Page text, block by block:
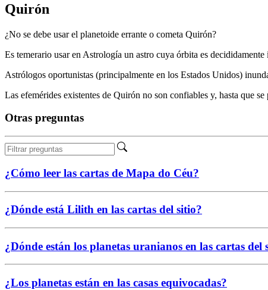
Quirón
¿No se debe usar el planetoide errante o cometa Quirón?
Es temerario usar en Astrología un astro cuya órbita es
Astrólogos oportunistas (principalmente en los Estados Unidos)
Las efemérides existentes de Quirón no son confiables y, hasta que
Otras preguntas
¿Cómo leer las cartas de Mapa do Céu?
¿Dónde está Lilith en las cartas del sitio?
¿Dónde están los planetas uranianos en las cartas del
¿Los planetas están en las casas equivocadas?